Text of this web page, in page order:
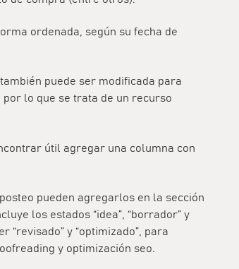
ordenada, según su fecha de
puede ser modificada para
por lo que se trata de un recurso
útil agregar una columna con
pueden agregarlos en la sección
los estados “idea”, “borrador” y
“revisado” y “optimizado”, para
y optimización seo.